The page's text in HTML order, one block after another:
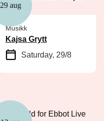
29 aug
Musikk
Kajsa Grytt
Saturday, 29/8